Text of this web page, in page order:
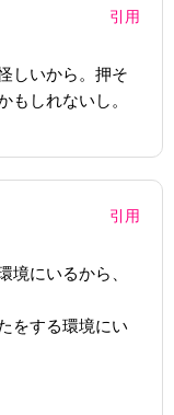
引用
しいから。押そ
もしれないし。
引用
境にいるから、
をする環境にい